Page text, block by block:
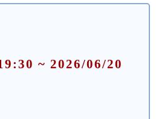
~ 2026/06/20